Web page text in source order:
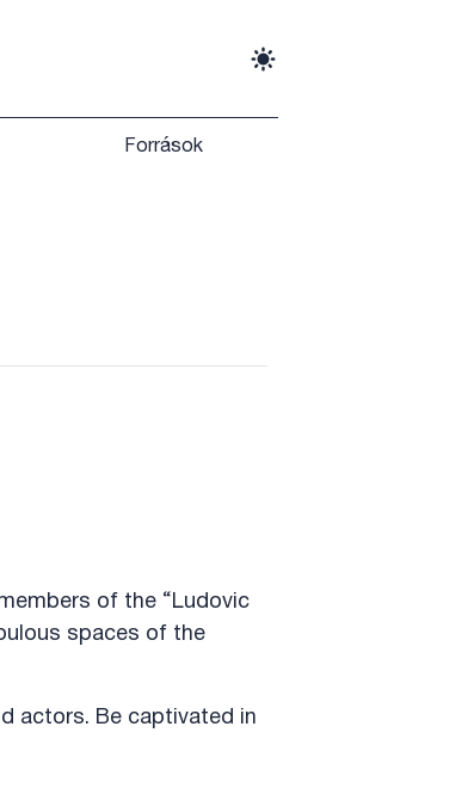
Források
of the “Ludovic
spaces of the
actors. Be captivated in